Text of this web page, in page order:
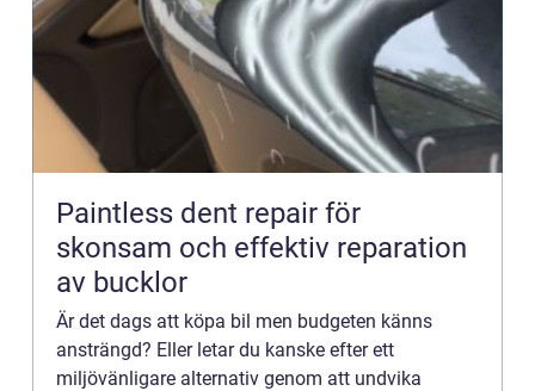
Paintless dent repair för
skonsam och effektiv reparation
av bucklor
Är det dags att köpa bil men budgeten känns
ansträngd? Eller letar du kanske efter ett
miljövänligare alternativ genom att undvika